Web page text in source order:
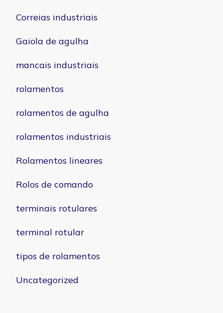
Correias industriais
Gaiola de agulha
mancais industriais
rolamentos
rolamentos de agulha
rolamentos industriais
Rolamentos lineares
Rolos de comando
terminais rotulares
terminal rotular
tipos de rolamentos
Uncategorized